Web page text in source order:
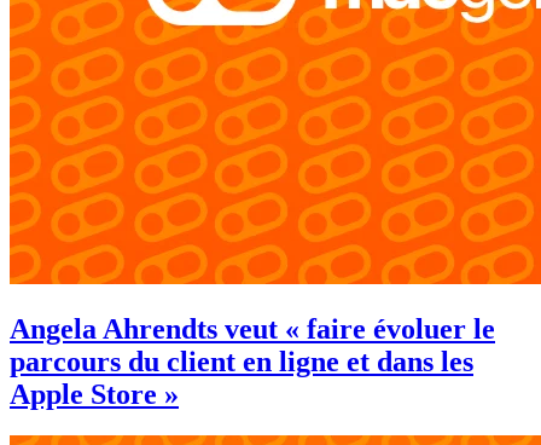
Angela Ahrendts veut « faire évoluer le
parcours du client en ligne et dans les
Apple Store »